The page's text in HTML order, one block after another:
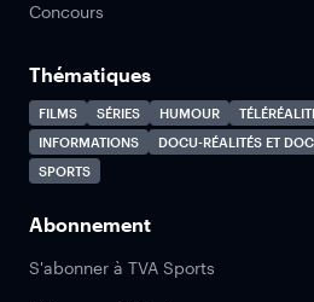
Concours
Thématiques
FILMS SÉRIES HUMOUR
INFORMATIONS
DOCU-RÉALITÉS ET
SPORTS
Abonnement
S'abonner à TVA Sports